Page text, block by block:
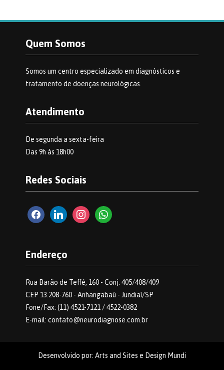
Quem Somos
Somos um centro especializado em diagnósticos e
tratamento de doenças neurológicas.
Atendimento
De segunda a sexta-feira
Das 9h às 18h00
Redes Sociais
facebook2linkedininstagramwhatsapp
Endereço
Rua Barão de Teffé, 160 - Conj. 405/408/409
CEP 13.208-760 - Anhangabaú - Jundiaí/SP
Fone/Fax: (11) 4521-7121 / 4522-0382
E-mail: contato@neurodiagnose.com.br
Desenvolvido por: Arts and Sites e Design Mundi